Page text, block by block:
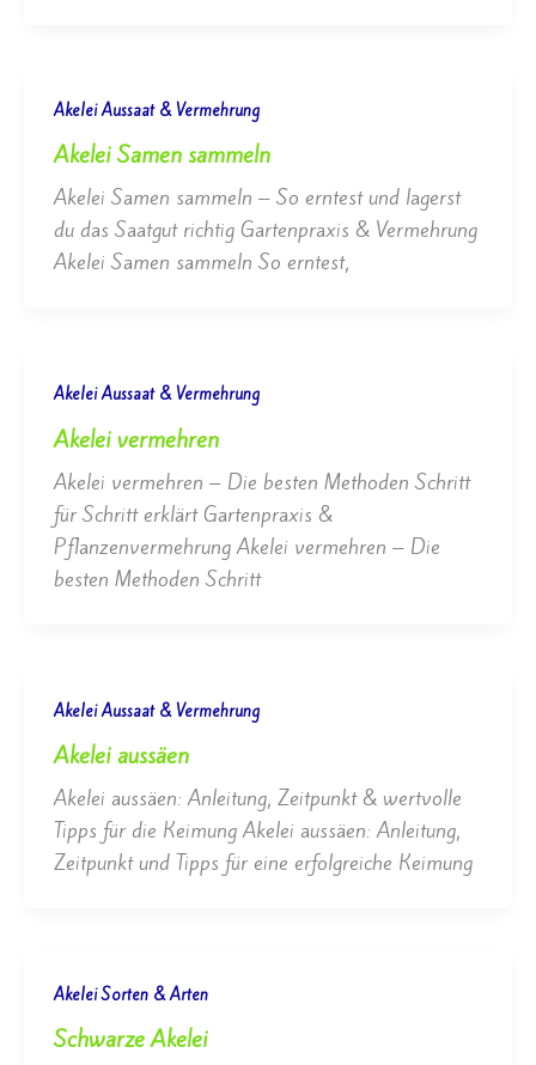
Akelei Aussaat & Vermehrung
Akelei Samen sammeln
Akelei Samen sammeln – So erntest und lagerst
du das Saatgut richtig Gartenpraxis & Vermehrung
Akelei Samen sammeln So erntest,
Akelei Aussaat & Vermehrung
Akelei vermehren
Akelei vermehren – Die besten Methoden Schritt
für Schritt erklärt Gartenpraxis &
Pflanzenvermehrung Akelei vermehren – Die
besten Methoden Schritt
Akelei Aussaat & Vermehrung
Akelei aussäen
Akelei aussäen: Anleitung, Zeitpunkt & wertvolle
Tipps für die Keimung Akelei aussäen: Anleitung,
Zeitpunkt und Tipps für eine erfolgreiche Keimung
Akelei Sorten & Arten
Schwarze Akelei